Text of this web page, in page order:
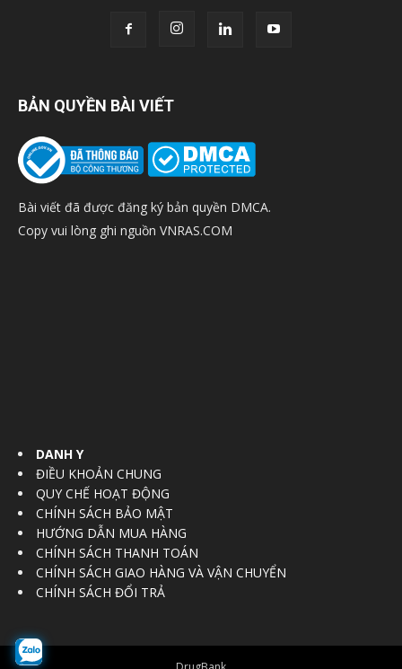
BẢN QUYỀN BÀI VIẾT
Bài viết đã được đăng ký bản quyền DMCA.
Copy vui lòng ghi nguồn VNRAS.COM
DANH Y
ĐIỀU KHOẢN CHUNG
QUY CHẾ HOẠT ĐỘNG
CHÍNH SÁCH BẢO MẬT
HƯỚNG DẪN MUA HÀNG
CHÍNH SÁCH THANH TOÁN
CHÍNH SÁCH GIAO HÀNG VÀ VẬN CHUYỂN
CHÍNH SÁCH ĐỔI TRẢ